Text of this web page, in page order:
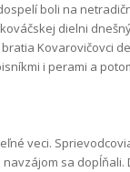
boli na
dielni
Kovarovičovci
i perami a
veci.
sa dopĺňali.